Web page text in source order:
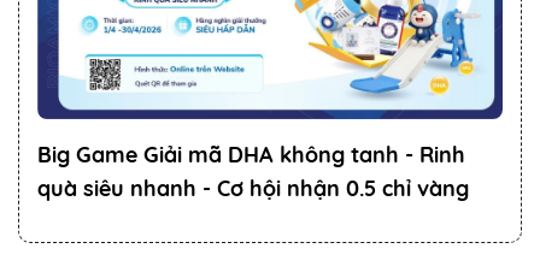
Big Game Giải mã DHA không tanh - Rinh
quà siêu nhanh - Cơ hội nhận 0.5 chỉ vàng